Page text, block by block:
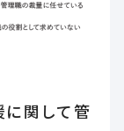
関して管